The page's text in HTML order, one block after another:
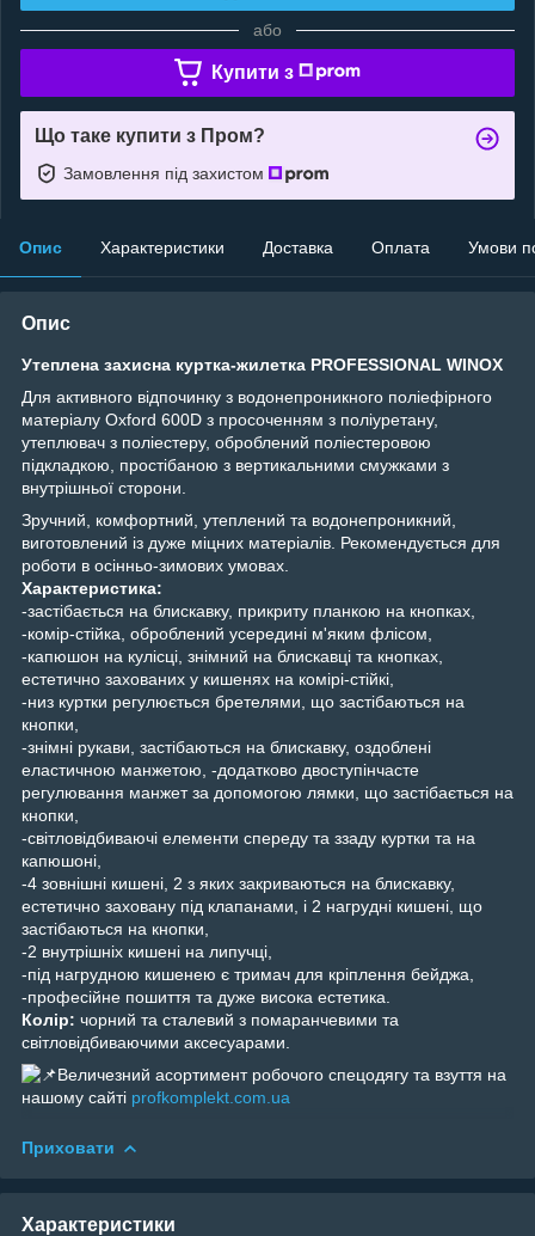
або
Купити з
Що таке купити з Пром?
Замовлення під захистом
Опис Характеристики Доставка Оплата Умови
Опис
Утеплена захисна куртка-жилетка PROFESSIONAL WINOX
Для активного відпочинку з водонепроникного поліефірного
матеріалу Oxford 600D з просоченням з поліуретану,
утеплювач з поліестеру, оброблений поліестеровою
підкладкою, простібаною з вертикальними смужками з
внутрішньої сторони.
Зручний, комфортний, утеплений та водонепроникний,
виготовлений із дуже міцних матеріалів. Рекомендується для
роботи в осінньо-зимових умовах.
Характеристика:
-застібається на блискавку, прикриту планкою на кнопках,
-комір-стійка, оброблений усередині м'яким флісом,
-капюшон на кулісці, знімний на блискавці та кнопках,
естетично захованих у кишенях на комірі-стійкі,
-низ куртки регулюється бретелями, що застібаються на
кнопки,
-знімні рукави, застібаються на блискавку, оздоблені
еластичною манжетою, -додатково двоступінчасте
регулювання манжет за допомогою лямки, що застібається на
кнопки,
-світловідбиваючі елементи спереду та ззаду куртки та на
капюшоні,
-4 зовнішні кишені, 2 з яких закриваються на блискавку,
естетично заховану під клапанами, і 2 нагрудні кишені, що
застібаються на кнопки,
-2 внутрішніх кишені на липучці,
-під нагрудною кишенею є тримач для кріплення бейджа,
-професійне пошиття та дуже висока естетика.
Колір: чорний та сталевий з помаранчевими та
світловідбиваючими аксесуарами.
Величезний асортимент робочого спецодягу та взуття на
нашому сайті profkomplekt.com.ua
Приховати
Характеристики